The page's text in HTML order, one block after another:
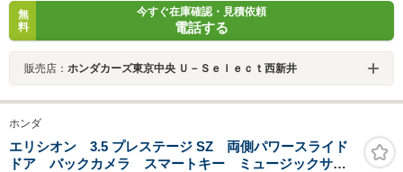
無
料
今すぐ在庫確認・見積依頼
電話する
販売店： ホンダカーズ東京中央 Ｕ－Ｓｅｌｅｃｔ西新井
ホンダ
エリシオン 3.5 プレステージ SZ 両側パワースライド
ドア バックカメラ スマートキー ミュージックサー